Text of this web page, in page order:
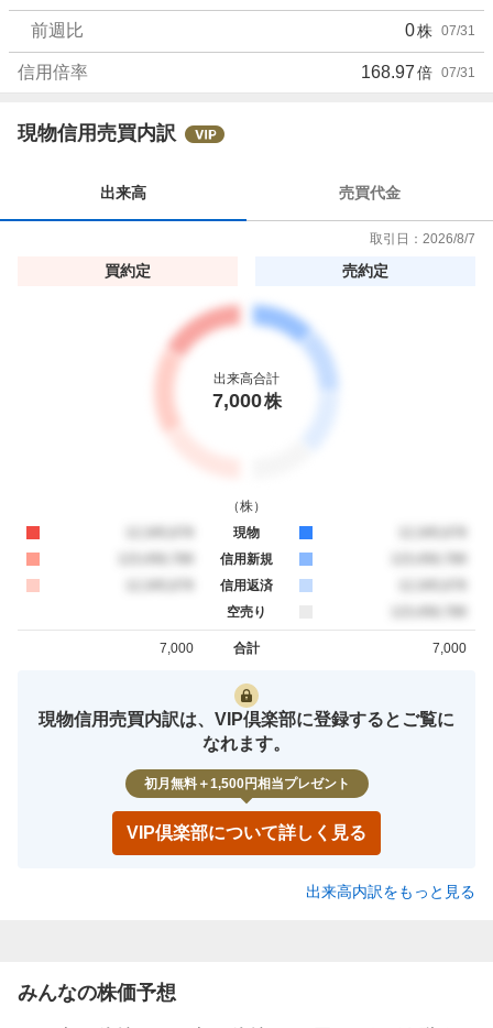
前週比 0株 07/31
信用倍率 168.97倍 07/31
現物信用売買内訳
出来高 売買代金
取引日： 2026/8/7
買約定 売約定
出来高合計
7,000株
（株）
現物
信用新規
信用返済
空売り
合計
7,000 7,000
現物信用売買内訳は、VIP倶楽部に登録するとご覧に
なれます。
初月無料＋1,500円相当プレゼント
VIP倶楽部について詳しく見る
出来高内訳をもっと見る
みんなの株価予想